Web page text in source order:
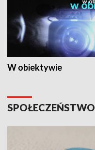
W obiektywie
SPOŁECZEŃSTWO